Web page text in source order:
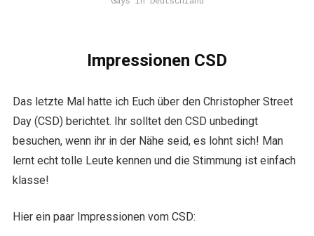
Impressionen CSD
Das letzte Mal hatte ich Euch über den Christopher Street
Day (CSD) berichtet. Ihr solltet den CSD unbedingt
besuchen, wenn ihr in der Nähe seid, es lohnt sich! Man
lernt echt tolle Leute kennen und die Stimmung ist einfach
klasse!
Hier ein paar Impressionen vom CSD: